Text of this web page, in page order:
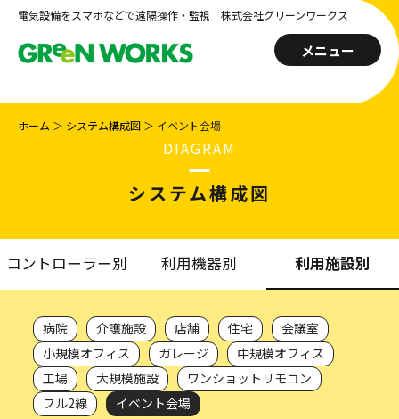
電気設備をスマホなどで遠隔操作・監視｜株式会社グリーンワークス
メニュー
ホーム ＞ システム構成図 ＞ イベント会場
DIAGRAM
システム構成図
コントローラー別 利用機器別 利用施設別
病院 介護施設 店舗 住宅
会議室
小規模オフィス
ガレージ
中規模オフィス
工場
大規模施設
ワンショットリモコン
フル2線
イベント会場